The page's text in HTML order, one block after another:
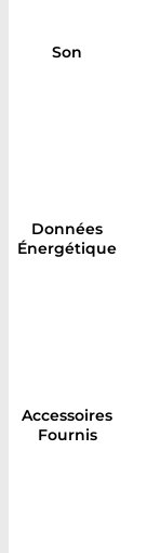
Son
Données
Énergétique
Accessoires
Fournis